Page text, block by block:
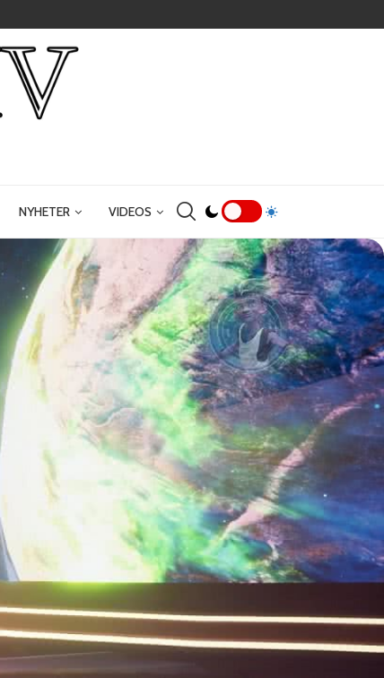
NYHETER VIDEOS